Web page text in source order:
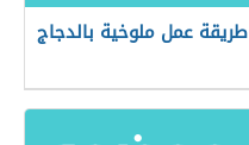
طريقة عمل ملوخية بالدجاج